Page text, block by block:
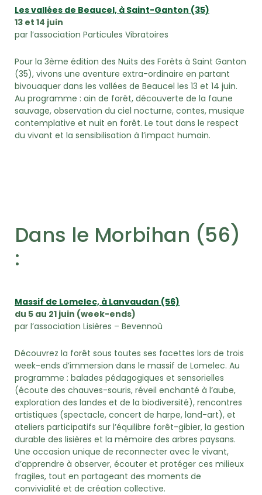
Les vallées de Beaucel, à Saint-Ganton (35)
13 et 14 juin
par l’association Particules Vibratoires
Pour la 3ème édition des Nuits des Forêts à Saint Ganton
(35), vivons une aventure extra-ordinaire en partant
bivouaquer dans les vallées de Beaucel les 13 et 14 juin.
Au programme : ain de forêt, découverte de la faune
sauvage, observation du ciel nocturne, contes, musique
contemplative et nuit en forêt. Le tout dans le respect
du vivant et la sensibilisation à l’impact humain.
Dans le Morbihan (56)
:
Massif de Lomelec, à Lanvaudan (56)
du 5 au 21 juin (week-ends)
par l’association Lisières – Bevennoù
Découvrez la forêt sous toutes ses facettes lors de trois
week-ends d’immersion dans le massif de Lomelec. Au
programme : balades pédagogiques et sensorielles
(écoute des chauves-souris, réveil enchanté à l’aube,
exploration des landes et de la biodiversité), rencontres
artistiques (spectacle, concert de harpe, land-art), et
ateliers participatifs sur l’équilibre forêt-gibier, la gestion
durable des lisières et la mémoire des arbres paysans.
Une occasion unique de reconnecter avec le vivant,
d’apprendre à observer, écouter et protéger ces milieux
fragiles, tout en partageant des moments de
convivialité et de création collective.